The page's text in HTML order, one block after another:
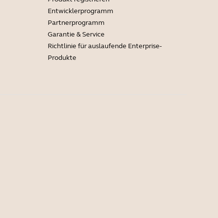
Entwicklerprogramm
Partnerprogramm
Garantie & Service
Richtlinie für auslaufende Enterprise-
Produkte